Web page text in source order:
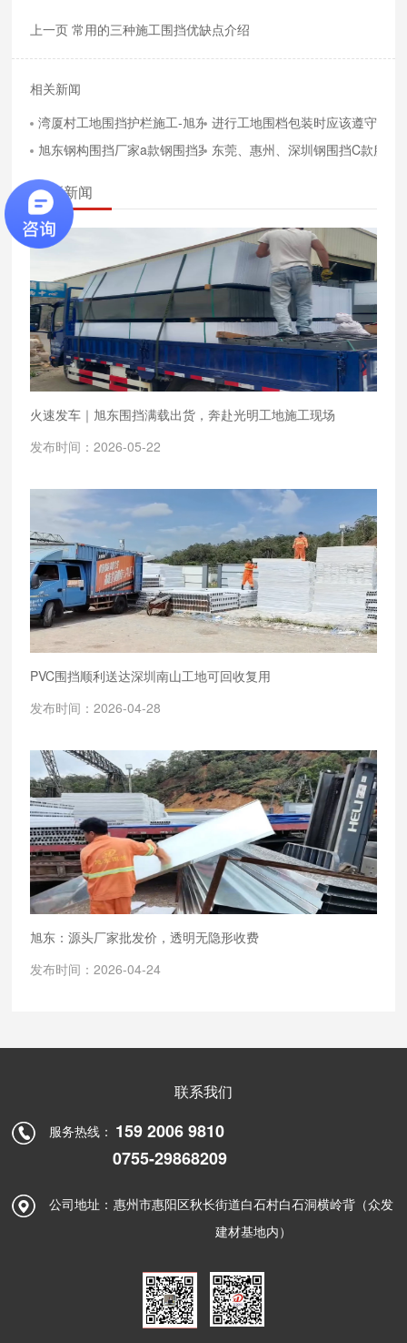
上一页 常用的三种施工围挡优缺点介绍
相关新闻
湾厦村工地围挡护栏施工-旭东钢构A款围挡厂家直供
进行工地围档包装时应该遵守的原
旭东钢构围挡厂家a款钢围挡案例 提供围挡使用理想解决方案
东莞、惠州、深圳钢围挡C款服务
最新新闻
火速发车｜旭东围挡满载出货，奔赴光明工地施工现场
发布时间：2026-05-22
PVC围挡顺利送达深圳南山工地可回收复用
发布时间：2026-04-28
旭东：源头厂家批发价，透明无隐形收费
发布时间：2026-04-24
联系我们
服务热线： 159 2006 9810
0755-29868209
公司地址： 惠州市惠阳区秋长街道白石村白石洞横岭背（众发
建材基地内）